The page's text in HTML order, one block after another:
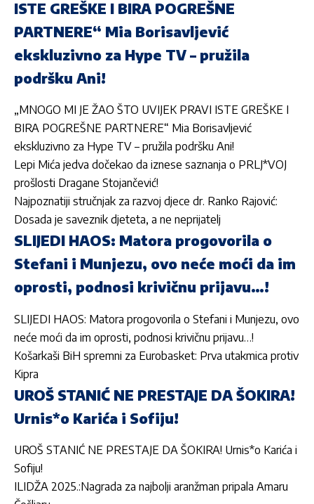
ISTE GREŠKE I BIRA POGREŠNE
PARTNERE“ Mia Borisavljević
ekskluzivno za Hype TV – pružila
podršku Ani!
„MNOGO MI JE ŽAO ŠTO UVIJEK PRAVI ISTE GREŠKE I
BIRA POGREŠNE PARTNERE“ Mia Borisavljević
ekskluzivno za Hype TV – pružila podršku Ani!
Lepi Mića jedva dočekao da iznese saznanja o PRLJ*VOJ
prošlosti Dragane Stojančević!
Najpoznatiji stručnjak za razvoj djece dr. Ranko Rajović:
Dosada je saveznik djeteta, a ne neprijatelj
SLIJEDI HAOS: Matora progovorila o
Stefani i Munjezu, ovo neće moći da im
oprosti, podnosi krivičnu prijavu…!
SLIJEDI HAOS: Matora progovorila o Stefani i Munjezu, ovo
neće moći da im oprosti, podnosi krivičnu prijavu…!
Košarkaši BiH spremni za Eurobasket: Prva utakmica protiv
Kipra
UROŠ STANIĆ NE PRESTAJE DA ŠOKIRA!
Urnis*o Karića i Sofiju!
UROŠ STANIĆ NE PRESTAJE DA ŠOKIRA! Urnis*o Karića i
Sofiju!
ILIDŽA 2025.:Nagrada za najbolji aranžman pripala Amaru